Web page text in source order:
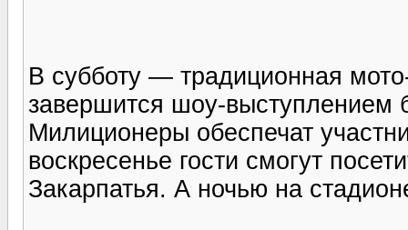
В субботу — традиционная
завершится шоу-выступлением
Милиционеры обеспечат
воскресенье гости смогут
Закарпатья. А ночью на